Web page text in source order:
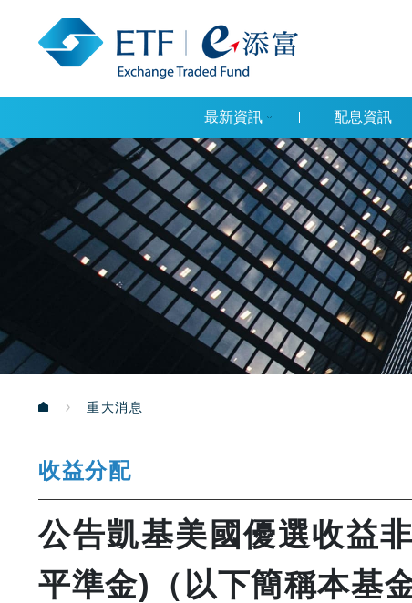
最新資訊 配息資訊
重大消息
收益分配
公告凱基美國優選收益
平準金)（以下簡稱本基